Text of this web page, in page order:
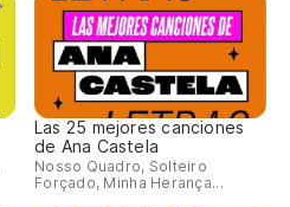
Las 25 mejores canciones
de Ana Castela
Nosso Quadro, Solteiro
Forçado, Minha Herança...